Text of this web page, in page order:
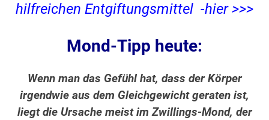
hilfreichen Entgiftungsmittel -hier >>>
Mond-Tipp heute:
Wenn man das Gefühl hat, dass der Körper
irgendwie aus dem Gleichgewicht geraten ist,
liegt die Ursache meist im Zwillings-Mond, der